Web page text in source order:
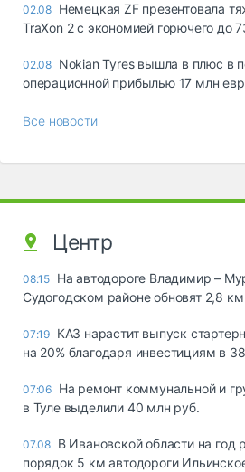
02.08 Немецкая ZF презентовала
TraXon 2 с экономией горючего до
02.08 Nokian Tyres вышла в плюс в
операционной прибылью 17 млн
Все новости
Центр
08:15 На автодороге Владимир –
Судогодском районе обновят 2,8 км
07:19 КАЗ нарастит выпуск
на 20% благодаря инвестициям в
07:06 На ремонт коммунальной и
в Туле выделили 40 млн руб.
07.08 В Ивановской области на год
порядок 5 км автодороги